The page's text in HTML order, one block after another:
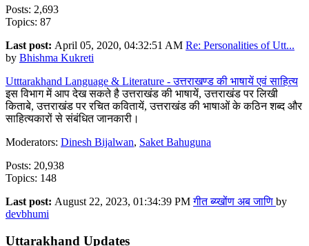
Posts: 2,693
Topics: 87
Last post: April 05, 2020, 04:32:51 AM Re: Personalities of Utt...
by Bhishma Kukreti
Utttarakhand Language & Literature - उत्तराखण्ड की भाषायें एवं साहित्य
इस विभाग में आप देख सकते है उत्तराखंड की भाषायें, उत्तराखंड पर लिखी
किताबे, उत्तराखंड पर रचित कवितायें, उत्तराखंड की भाषाओं के कठिन शब्द और
साहित्यकारों से संबंधित जानकारी।
Moderators: Dinesh Bijalwan, Saket Bahuguna
Posts: 20,938
Topics: 148
Last post: August 22, 2023, 01:34:39 PMगीत ब्य्खोंण अब जाणि by
devbhumi
Uttarakhand Updates